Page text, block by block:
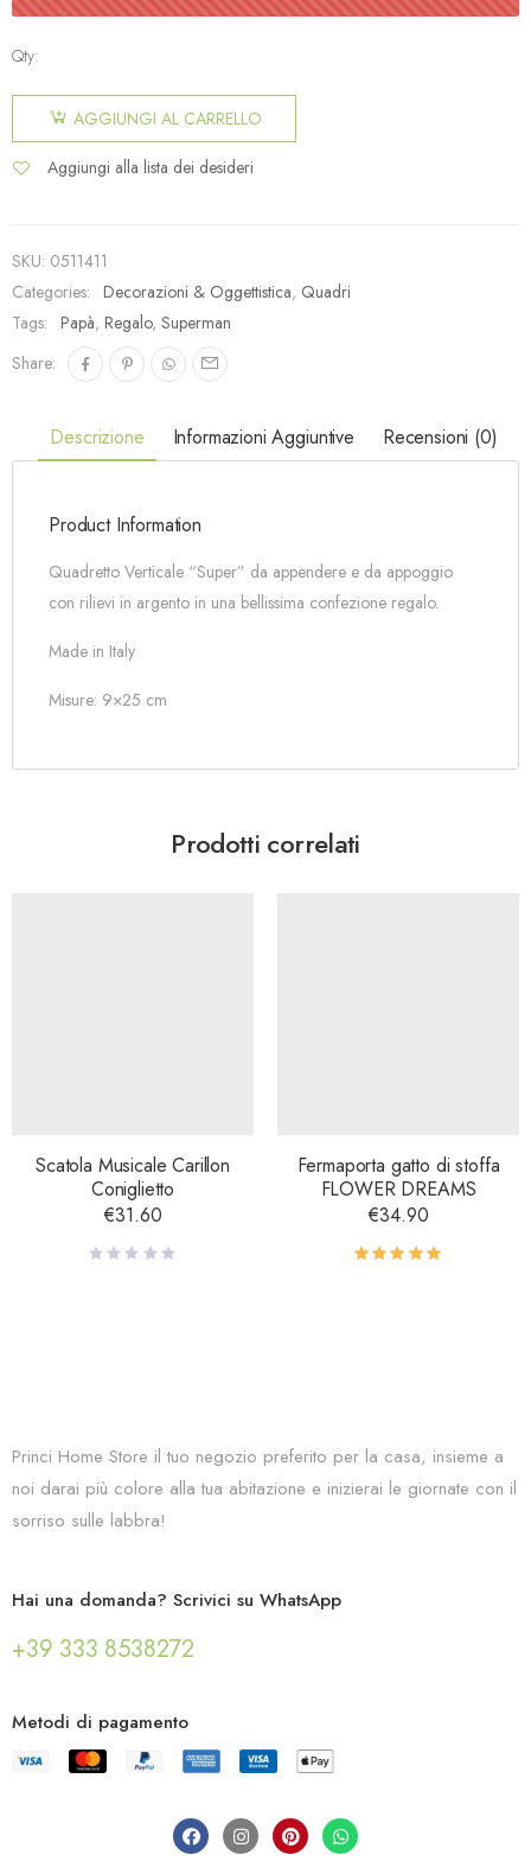
Qty:
AGGIUNGI AL CARRELLO
Aggiungi alla lista dei desideri
SKU: 0511411
Categories: Decorazioni & Oggettistica, Quadri
Tags: Papà, Regalo, Superman
Share:
Descrizione Informazioni Aggiuntive Recensioni (0)
Product Information
Quadretto Verticale “Super” da appendere e da appoggio
con rilievi in argento in una bellissima confezione regalo.
Made in Italy
Misure: 9×25 cm
Prodotti correlati
Scatola Musicale Carillon
Coniglietto
€31.60
Fermaporta gatto di stoffa
FLOWER DREAMS
€34.90
Princi Home Store il tuo negozio preferito per la casa, insieme a
noi darai più colore alla tua abitazione e inizierai le giornate con il
sorriso sulle labbra!
Hai una domanda? Scrivici su WhatsApp
+39 333 8538272
Metodi di pagamento